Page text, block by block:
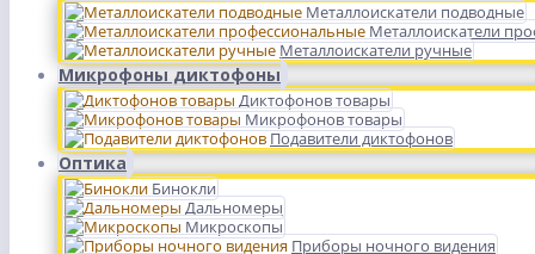
Металлоискатели подводные
Металлоискатели
Металлоискатели ручные
Микрофоны диктофоны
Диктофонов товары
Микрофонов товары
Подавители диктофонов
Оптика
Бинокли
Дальномеры
Микроскопы
Приборы ночного видения